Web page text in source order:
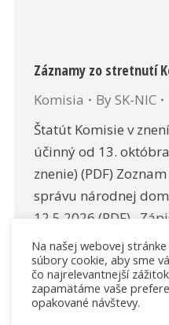
Záznamy zo stretnutí
Komisia By SK-NIC
Štatút Komisie v
účinný od 13.
znenie) (PDF)
správu národnej
12.5.2026 (PDF)
28. jún 2010 (PDF)
– 10. august 2010
Komisie – 30.
stretnutia Komisie –
Na našej webovej
súbory cookie, aby sme
čo najrelevantnejší
zapamätáme vaše
opakované návštevy.